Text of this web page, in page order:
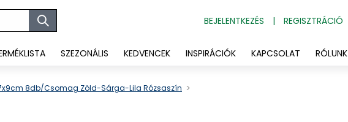
BEJELENTKEZÉS | REGISZTRÁCIÓ
SZEZONÁLIS KEDVENCEK INSPIRÁCIÓK KAPCSOLAT RÓLUNK
8db/csomag Zöld-Sárga-Lila Rózsaszín